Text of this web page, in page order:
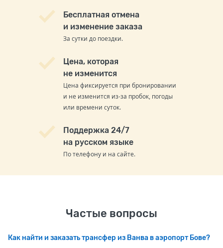
Бесплатная отмена
и изменение заказа
За сутки до поездки.
Цена, которая
не изменится
Цена фиксируется при бронировании
и не изменится из-за пробок, погоды
или времени суток.
Поддержка 24/7
на русском языке
По телефону и на сайте.
Частые вопросы
Как найти и заказать трансфер из Ванва в аэропорт Бове?